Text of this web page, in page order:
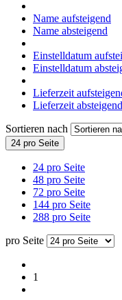
Name aufsteigend
Name absteigend
Einstelldatum
Einstelldatum
Lieferzeit
Lieferzeit absteigend
Sortieren nach
24 pro Seite
24 pro Seite
48 pro Seite
72 pro Seite
144 pro Seite
288 pro Seite
pro Seite
1